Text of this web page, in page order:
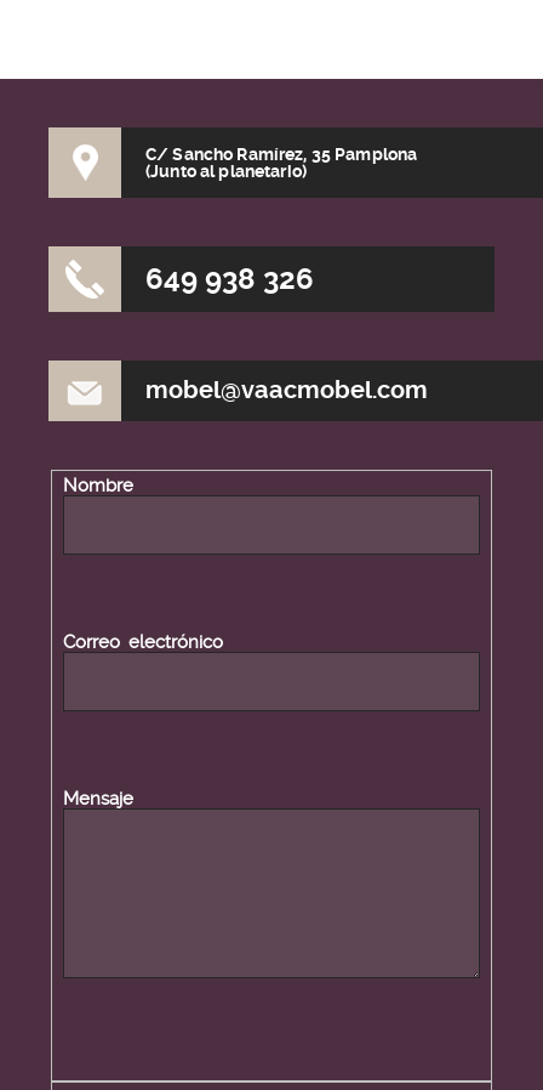
C/ Sancho Ramírez, 35 Pamplona
(Junto al planetario)
649 938 326
mobel@vaacmobel.com
Datos de contacto
Nombre
Correo electrónico
Mensaje